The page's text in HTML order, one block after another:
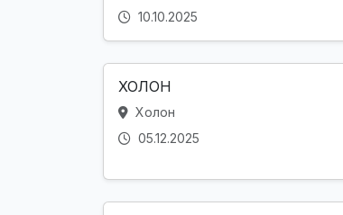
10.10.2025
ХОЛОН
Холон
05.12.2025